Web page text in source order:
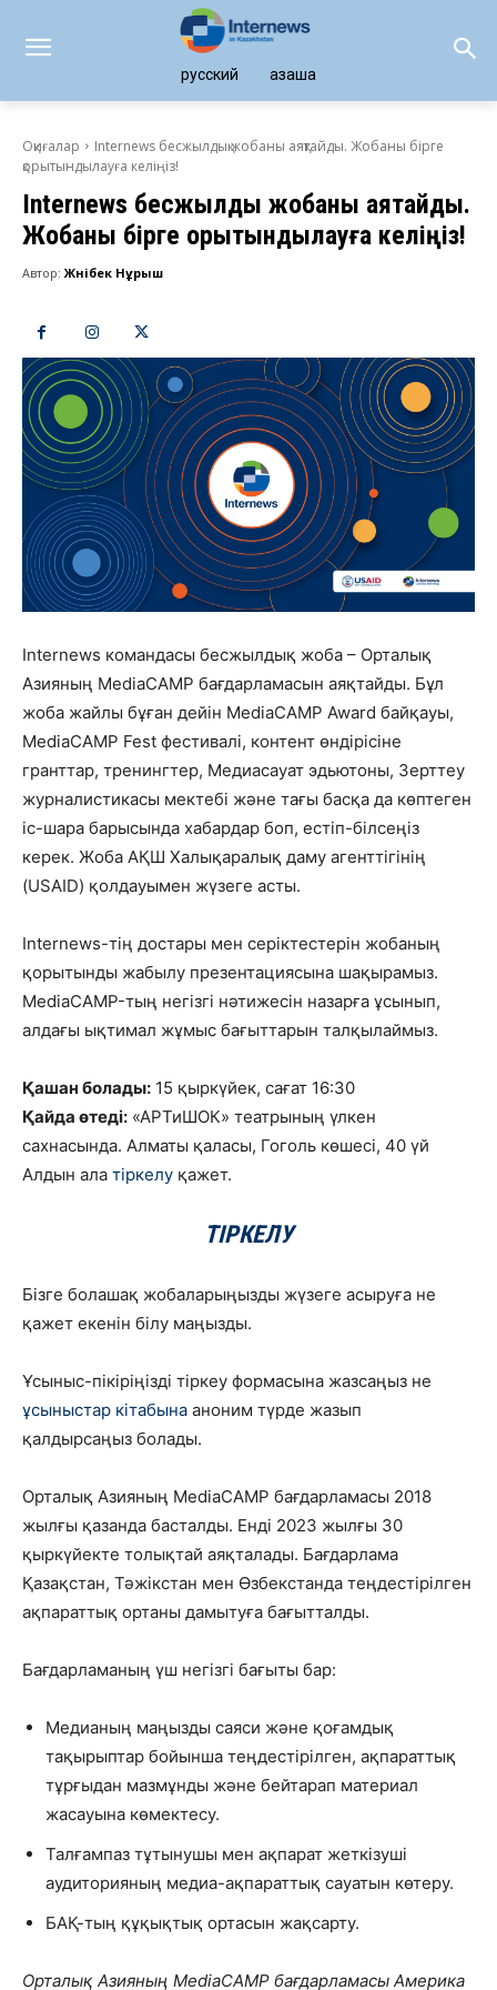
русский қазақша
Оқиғалар
Internews бесжылдық жобаны аяқтайды. Жобаны бірге
қорытындылауға келіңіз!
Internews бесжылдық жобаны аяқтайды.
Жобаны бірге қорытындылауға келіңіз!
Автор: Жәнібек Нұрыш
Internews командасы бесжылдық жоба – Орталық
Азияның MediaCAMP бағдарламасын аяқтайды. Бұл
жоба жайлы бұған дейін MediaCAMP Award байқауы,
MediaCAMP Fest фестивалі, контент өндірісіне
гранттар, тренингтер, Медиасауат эдьютоны, Зерттеу
журналистикасы мектебі және тағы басқа да көптеген
іс-шара барысында хабардар боп, естіп-білсеңіз
керек. Жоба АҚШ Халықаралық даму агенттігінің
(USAID) қолдауымен жүзеге асты.
Internews-тің достары мен серіктестерін жобаның
қорытынды жабылу презентациясына шақырамыз.
MediaCAMP-тың негізгі нәтижесін назарға ұсынып,
алдағы ықтимал жұмыс бағыттарын талқылаймыз.
Қашан болады: 15 қыркүйек, сағат 16:30
Қайда өтеді: «АРТиШОК» театрының үлкен
сахнасында. Алматы қаласы, Гоголь көшесі, 40 үй
Алдын ала тіркелу қажет.
ТІРКЕЛУ
Бізге болашақ жобаларыңызды жүзеге асыруға не
қажет екенін білу маңызды.
Ұсыныс-пікіріңізді тіркеу формасына жазсаңыз не
ұсыныстар кітабына аноним түрде жазып
қалдырсаңыз болады.
Орталық Азияның MediaCAMP бағдарламасы 2018
жылғы қазанда басталды. Енді 2023 жылғы 30
қыркүйекте толықтай аяқталады. Бағдарлама
Қазақстан, Тәжікстан мен Өзбекстанда теңдестірілген
ақпараттық ортаны дамытуға бағытталды.
Бағдарламаның үш негізгі бағыты бар:
Медианың маңызды саяси және қоғамдық
тақырыптар бойынша теңдестірілген, ақпараттық
тұрғыдан мазмұнды және бейтарап материал
жасауына көмектесу.
Талғампаз тұтынушы мен ақпарат жеткізуші
аудиторияның медиа-ақпараттық сауатын көтеру.
БАҚ-тың құқықтық ортасын жақсарту.
Орталық Азияның MediaCAMP бағдарламасы Америка